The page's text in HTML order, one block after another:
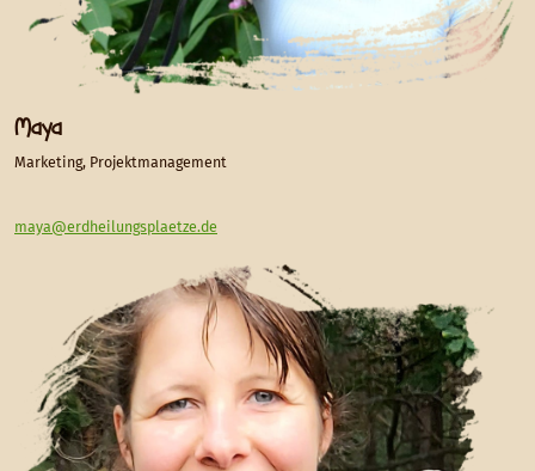
Maya
Marketing, Projektmanagement
maya@erdheilungsplaetze.de